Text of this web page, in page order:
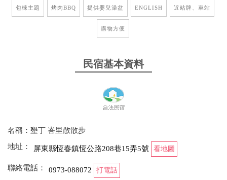
包棟主題 烤肉BBQ 提供嬰兒澡盆 ENGLISH 近站牌、車站
購物方便
民宿基本資料
名稱：墾丁 峇里散散步
地址：
屏東縣恆春鎮恆公路208巷15弄5號 看地圖
聯絡電話： 0973-088072 打電話